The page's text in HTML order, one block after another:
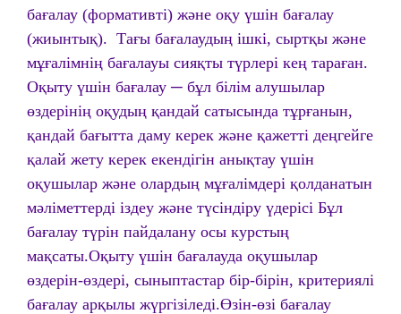
бағалау (формативті) және оқу үшін бағалау
(жиынтық). Тағы бағалаудың ішкі, сыртқы және
мұғалімнің бағалауы сияқты түрлері кең тараған.
Оқыту үшін бағалау ─ бұл білім алушылар
өздерінің оқудың қандай сатысында тұрғанын,
қандай бағытта даму керек және қажетті деңгейге
қалай жету керек екендігін анықтау үшін
оқушылар және олардың мұғалімдері қолданатын
мәліметтерді іздеу және түсіндіру үдерісі Бұл
бағалау түрін пайдалану осы курстың
мақсаты.Оқыту үшін бағалауда оқушылар
өздерін-өздері, сыныптастар бір-бірін, критериялі
бағалау арқылы жүргізіледі.Өзін-өзі бағалау